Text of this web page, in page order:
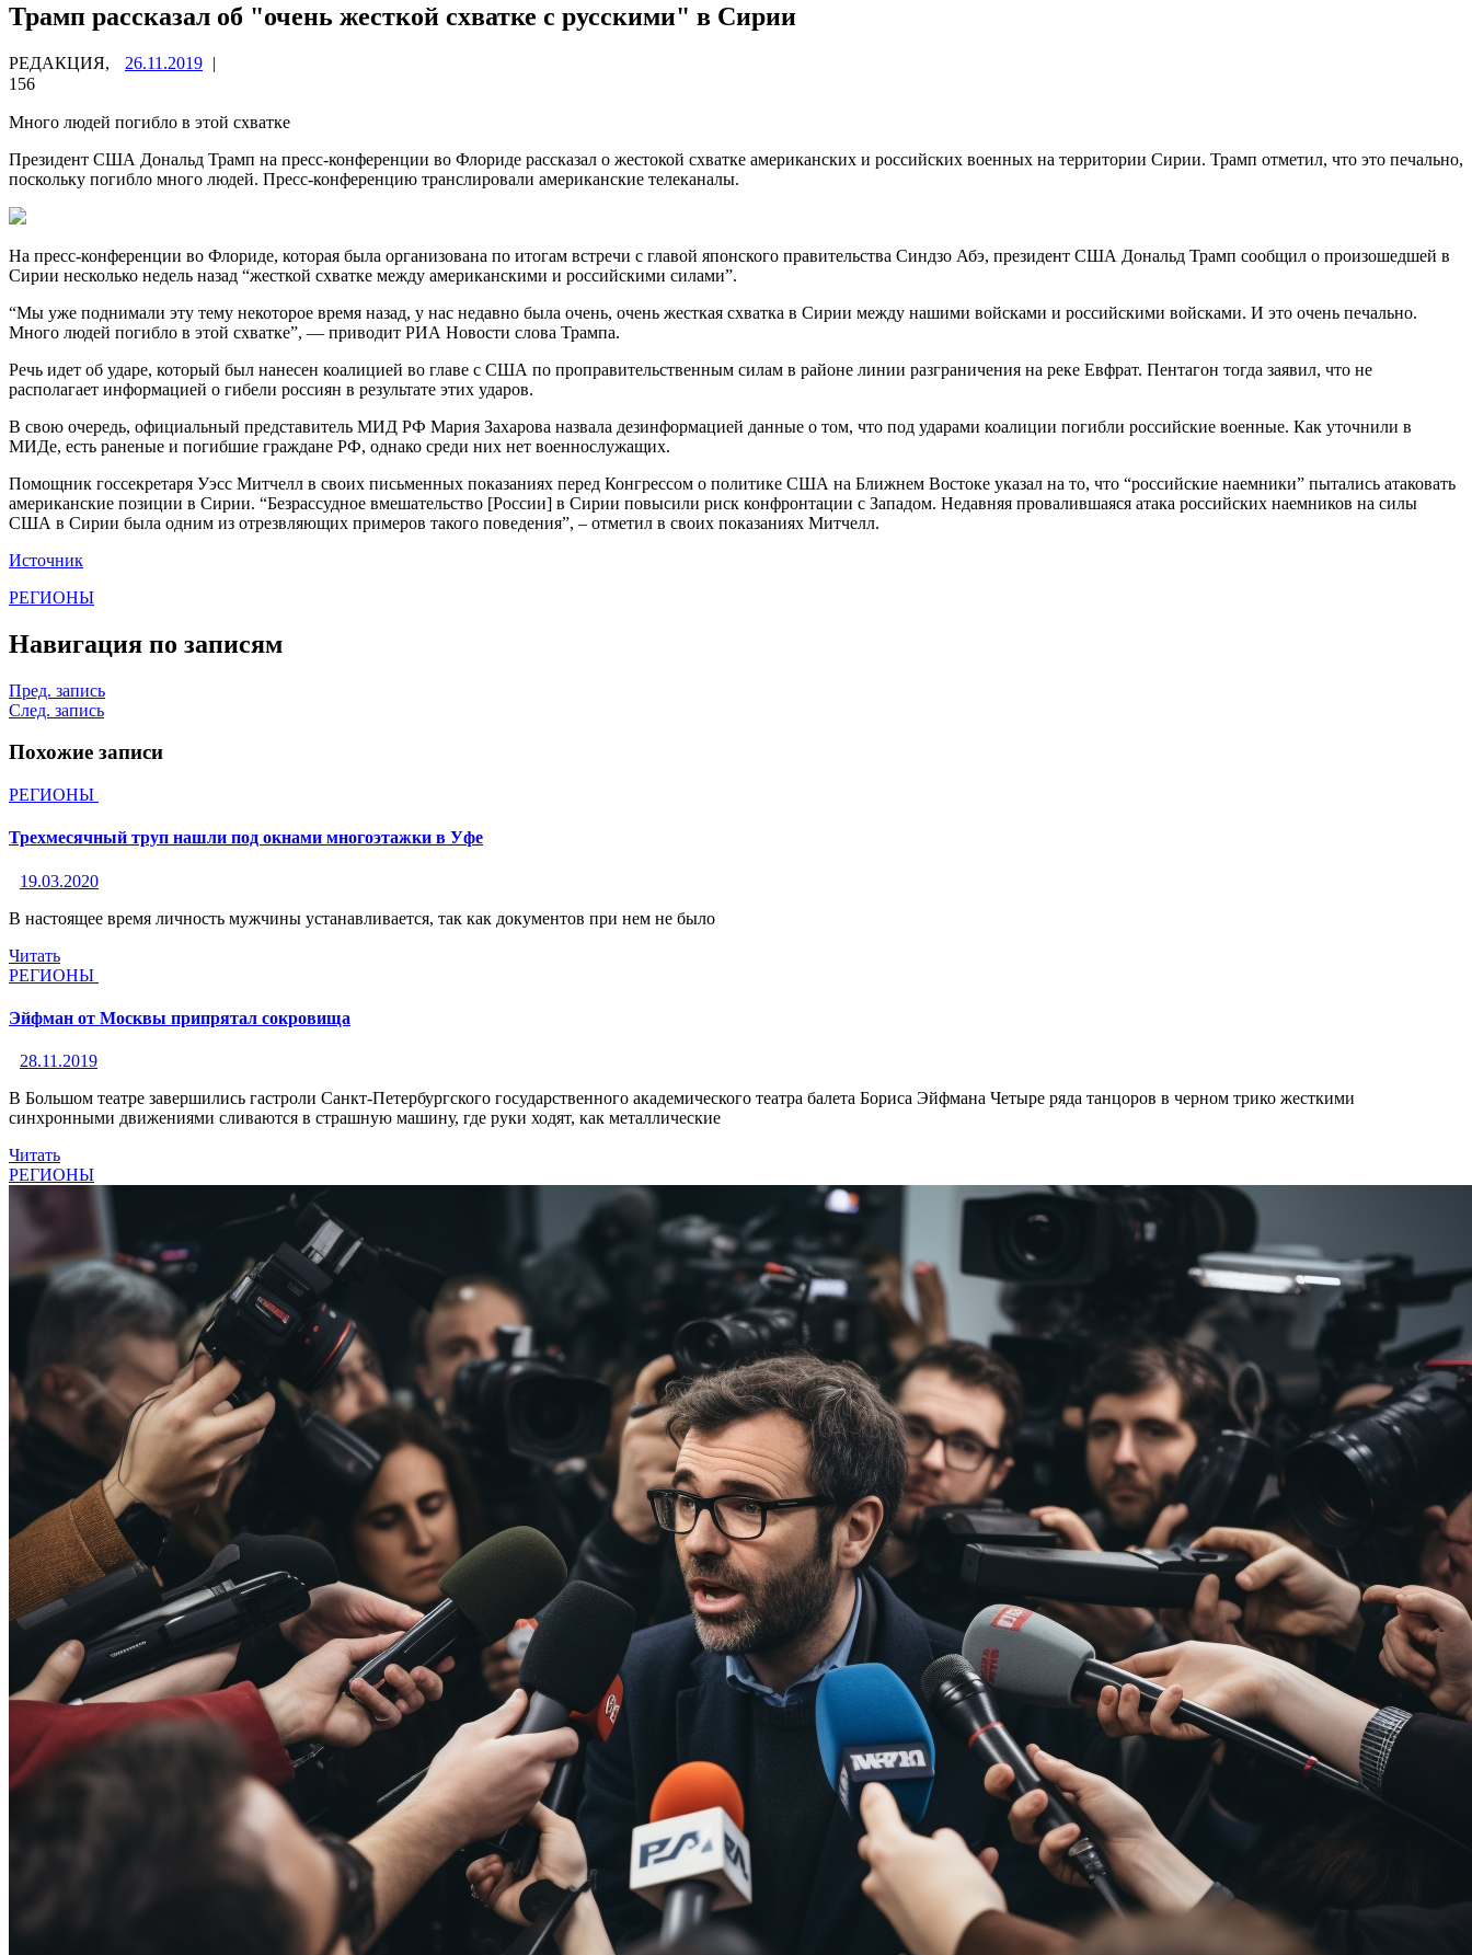
Трамп рассказал об "очень жесткой схватке с русскими" в Сирии
РЕДАКЦИЯ, 26.11.2019 |
156
Много людей погибло в этой схватке
Президент США Дональд Трамп на пресс-конференции во Флориде рассказал о жестокой схватке американских и российских военных на территории Сирии. Трамп отметил, что это печально,
поскольку погибло много людей. Пресс-конференцию транслировали американские телеканалы.
На пресс-конференции во Флориде, которая была организована по итогам встречи с главой японского правительства Синдзо Абэ, президент США Дональд Трамп сообщил о произошедшей в
Сирии несколько недель назад “жесткой схватке между американскими и российскими силами”.
“Мы уже поднимали эту тему некоторое время назад, у нас недавно была очень, очень жесткая схватка в Сирии между нашими войсками и российскими войсками. И это очень печально.
Много людей погибло в этой схватке”, — приводит РИА Новости слова Трампа.
Речь идет об ударе, который был нанесен коалицией во главе с США по проправительственным силам в районе линии разграничения на реке Евфрат. Пентагон тогда заявил, что не
располагает информацией о гибели россиян в результате этих ударов.
В свою очередь, официальный представитель МИД РФ Мария Захарова назвала дезинформацией данные о том, что под ударами коалиции погибли российские военные. Как уточнили в
МИДе, есть раненые и погибшие граждане РФ, однако среди них нет военнослужащих.
Помощник госсекретаря Уэсс Митчелл в своих письменных показаниях перед Конгрессом о политике США на Ближнем Востоке указал на то, что “российские наемники” пытались атаковать
американские позиции в Сирии. “Безрассудное вмешательство [России] в Сирии повысили риск конфронтации с Западом. Недавняя провалившаяся атака российских наемников на силы
США в Сирии была одним из отрезвляющих примеров такого поведения”, – отметил в своих показаниях Митчелл.
Источник
РЕГИОНЫ
Навигация по записям
Пред. запись
След. запись
Похожие записи
РЕГИОНЫ
Трехмесячный труп нашли под окнами многоэтажки в Уфе
19.03.2020
В настоящее время личность мужчины устанавливается, так как документов при нем не было
Читать
РЕГИОНЫ
Эйфман от Москвы припрятал сокровища
28.11.2019
В Большом театре завершились гастроли Санкт-Петербургского государственного академического театра балета Бориса Эйфмана Четыре ряда танцоров в черном трико жесткими
синхронными движениями сливаются в страшную машину, где руки ходят, как металлические
Читать
РЕГИОНЫ